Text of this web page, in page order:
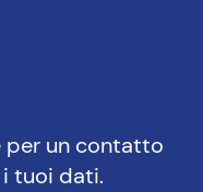
per un contatto
tuoi dati.